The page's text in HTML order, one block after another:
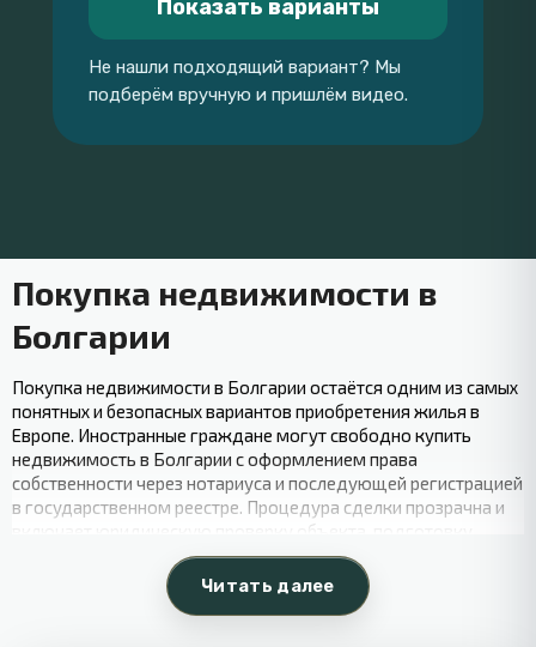
Показать варианты
Не нашли подходящий вариант? Мы
подберём вручную и пришлём видео.
Покупка недвижимости в
Болгарии
Покупка недвижимости в Болгарии остаётся одним из самых
понятных и безопасных вариантов приобретения жилья в
Европе. Иностранные граждане могут свободно купить
недвижимость в Болгарии с оформлением права
собственности через нотариуса и последующей регистрацией
в государственном реестре. Процедура сделки прозрачна и
включает юридическую проверку объекта, подготовку
документов и подписание договора купли-продажи.
На рынке представлены разные форматы объектов — от
квартир и апартаментов до частных домов и коммерческой
Читать далее